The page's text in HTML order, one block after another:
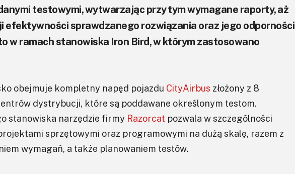
testowymi, wytwarzając przy tym wymagane raporty, aż
efektywności sprawdzanego rozwiązania oraz jego odporności
w ramach stanowiska Iron Bird, w którym zastosowano
obejmuje kompletny napęd pojazdu CityAirbus złożony z 8
dystrybucji, które są poddawane określonym testom.
stanowiska narzędzie firmy Razorcat pozwala w szczególności
sprzętowymi oraz programowymi na dużą skalę, razem z
wymagań, a także planowaniem testów.